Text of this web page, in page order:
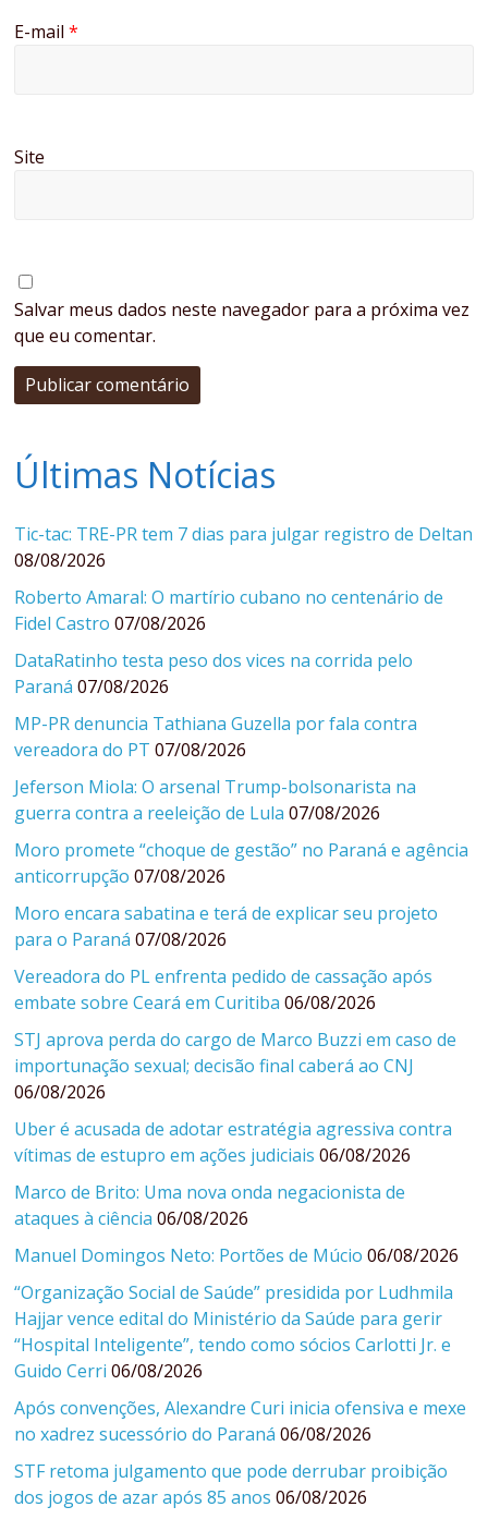
E-mail*
Site
Salvar meus dados neste navegador para a próxima vez
que eu comentar.
Últimas Notícias
Tic-tac: TRE-PR tem 7 dias para julgar registro de Deltan
08/08/2026
Roberto Amaral: O martírio cubano no centenário de
Fidel Castro 07/08/2026
DataRatinho testa peso dos vices na corrida pelo
Paraná 07/08/2026
MP-PR denuncia Tathiana Guzella por fala contra
vereadora do PT 07/08/2026
Jeferson Miola: O arsenal Trump-bolsonarista na
guerra contra a reeleição de Lula 07/08/2026
Moro promete “choque de gestão” no Paraná e agência
anticorrupção 07/08/2026
Moro encara sabatina e terá de explicar seu projeto
para o Paraná 07/08/2026
Vereadora do PL enfrenta pedido de cassação após
embate sobre Ceará em Curitiba 06/08/2026
STJ aprova perda do cargo de Marco Buzzi em caso de
importunação sexual; decisão final caberá ao CNJ
06/08/2026
Uber é acusada de adotar estratégia agressiva contra
vítimas de estupro em ações judiciais 06/08/2026
Marco de Brito: Uma nova onda negacionista de
ataques à ciência 06/08/2026
Manuel Domingos Neto: Portões de Múcio 06/08/2026
“Organização Social de Saúde” presidida por Ludhmila
Hajjar vence edital do Ministério da Saúde para gerir
“Hospital Inteligente”, tendo como sócios Carlotti Jr. e
Guido Cerri 06/08/2026
Após convenções, Alexandre Curi inicia ofensiva e mexe
no xadrez sucessório do Paraná 06/08/2026
STF retoma julgamento que pode derrubar proibição
dos jogos de azar após 85 anos 06/08/2026